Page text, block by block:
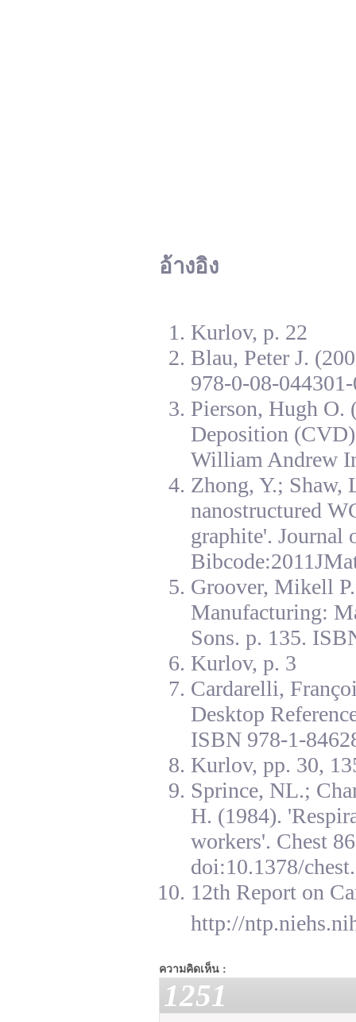
อ้างอิง
Kurlov, p. 22
Blau, Peter J.
978-0-08-
Pierson, Hugh O.
Deposition
William Andrew
Zhong, Y.; Shaw,
nanostructured
graphite'. Journal
Groover, Mikell
Manufacturing:
Sons. p. 135.
Kurlov, p. 3
Cardarelli,
Desktop
ISBN 978-1-
Kurlov, pp. 30,
Sprince, NL.;
H. (1984).
workers'. Chest
doi:10.1378/
12th Report on
http://
ความคิดเห็น :
1251